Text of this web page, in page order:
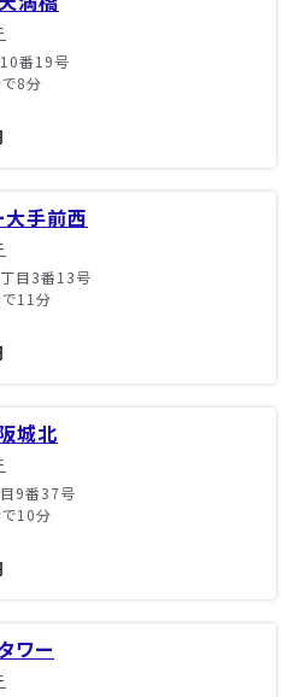
番19号
で8分
大手前西
目3番13号
で11分
城北
9番37号
で10分
ワー